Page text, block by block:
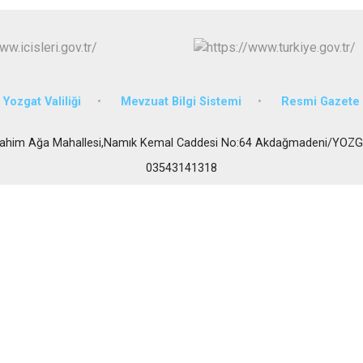
Derince
Yozgat Valiliği Mevzuat Bilgi Sistemi Resmi Gazete
Ağa Mahallesi,Namık Kemal Caddesi No:64 Akdağmadeni/
03543141318